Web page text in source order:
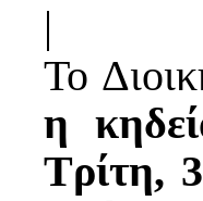
|
Το
η
Τρίτη,